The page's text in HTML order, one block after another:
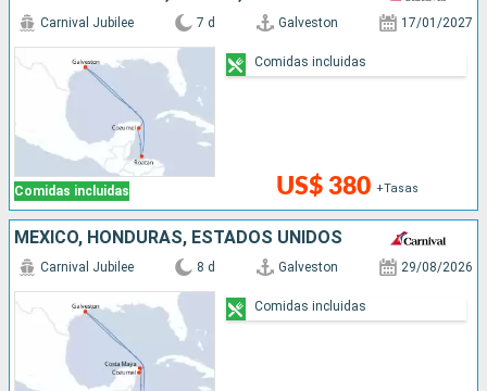
Comidas incluidas
Carnival Jubilee 7 d Galveston 17/01/2027
US$ 380 +Tasas
Comidas incluidas
MÉXICO, HONDURAS, ESTADOS UNIDOS
Carnival Jubilee 8 d Galveston 29/08/2026
Comidas incluidas